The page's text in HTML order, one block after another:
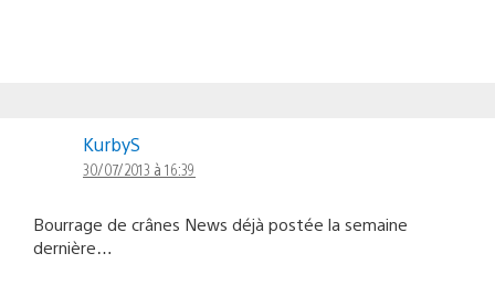
KurbyS
30/07/2013 à 16:39
Bourrage de crânes News déjà postée la semaine
dernière…